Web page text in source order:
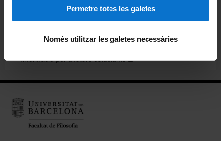
Permetre totes les galetes
Només utilitzar les galetes necessàries
Reconeixement de crèdits
Treball final de màster
Informació per a futurs estudiants